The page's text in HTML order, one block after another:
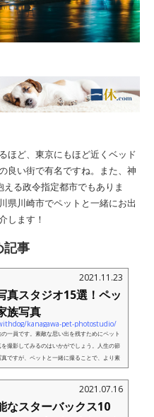
ほど、東京にもほど近くベッド
良い街で有名ですね。また、神
る政令指定都市でもありま
県川崎市でペットと一緒にお出
します！
記事
2021.11.23
真スタジオ15選！ペッ
族写真
kanagawa-pet-photostudio/
一員です。素敵な思い出を残すためにペット
撮影してみるのはいかがでしょう。人生の節
ですが、ペットと一緒に撮ることで、より素
2021.07.16
なスターバックス10